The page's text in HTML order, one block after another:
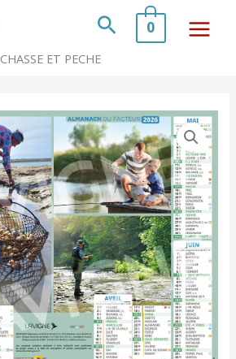
Rechercher
0
CHASSE ET PECHE